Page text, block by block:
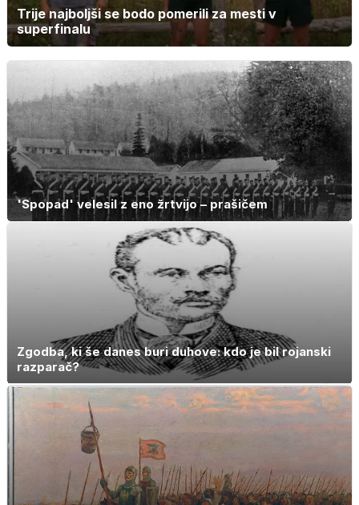
Trije najboljši se bodo pomerili za mesti v
superfinalu
'Spopad' velesil z eno žrtvijo – prašičem
Zgodba, ki še danes buri duhove: kdo je bil rojanski
razparač?